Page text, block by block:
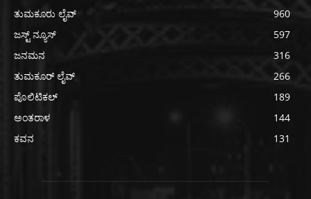
ತುಮಕೂರು ಲೈವ್
960
ಜಸ್ಟ್ ನ್ಯೂಸ್
597
ಜನಮನ
316
ತುಮಕೂರ್ ಲೈವ್
266
ಪೊಲಿಟಿಕಲ್
189
ಅಂತರಾಳ
144
ಕವನ
131